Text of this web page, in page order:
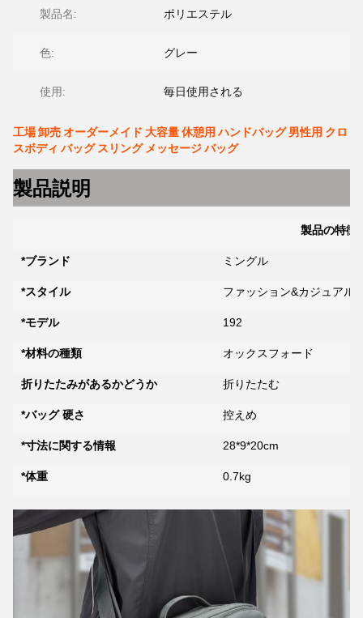
製品名: ポリエステル
色: グレー
使用: 毎日使用される
工場 卸売 オーダーメイド 大容量 休憩用 ハンドバッグ 男性用 クロ
スボディ バッグ スリング メッセージ バッグ
製品説明
製品の特徴
*ブランド ミングル
*スタイル ファッション&カジュアル
*モデル 192
*材料の種類 オックスフォード
折りたたみがあるかどうか 折りたたむ
*バッグ 硬さ 控えめ
*寸法に関する情報 28*9*20cm
*体重 0.7kg